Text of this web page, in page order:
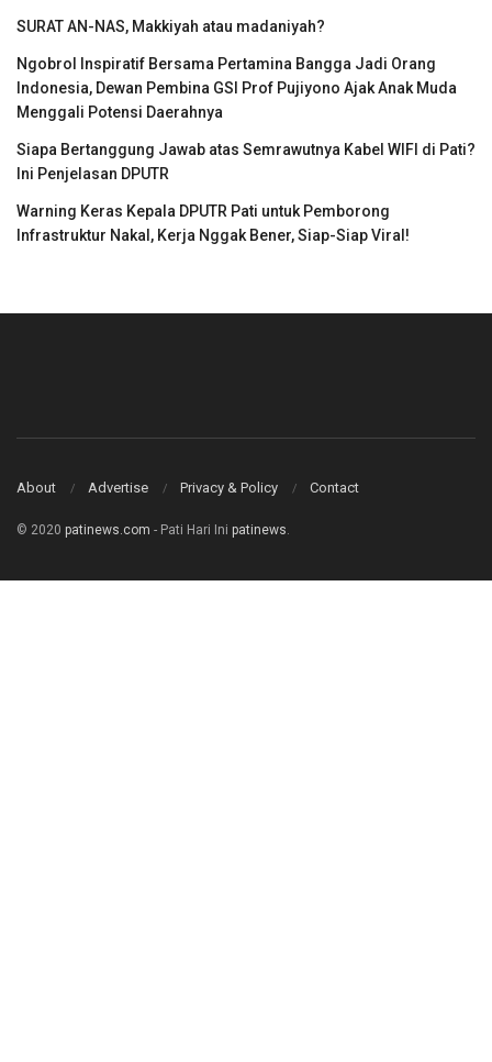
SURAT AN-NAS, Makkiyah atau madaniyah?
Ngobrol Inspiratif Bersama Pertamina Bangga Jadi Orang
Indonesia, Dewan Pembina GSI Prof Pujiyono Ajak Anak Muda
Menggali Potensi Daerahnya
Siapa Bertanggung Jawab atas Semrawutnya Kabel WIFI di Pati?
Ini Penjelasan DPUTR
Warning Keras Kepala DPUTR Pati untuk Pemborong
Infrastruktur Nakal, Kerja Nggak Bener, Siap-Siap Viral!
About Advertise Privacy & Policy Contact
© 2020 patinews.com - Pati Hari Ini patinews.